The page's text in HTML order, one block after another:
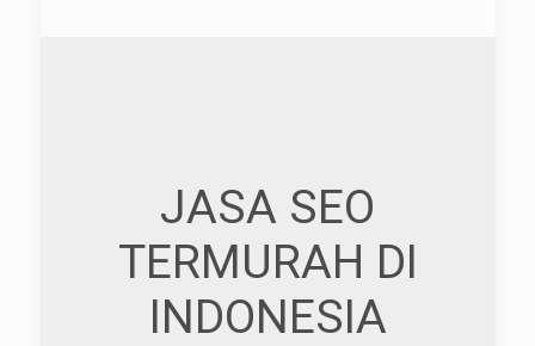
JASA SEO
TERMURAH DI
INDONESIA